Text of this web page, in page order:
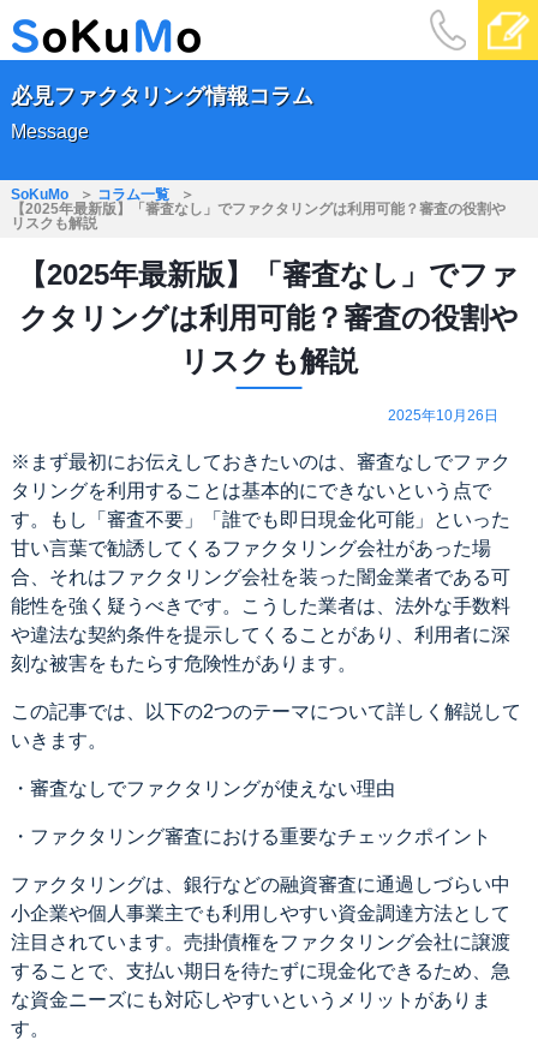
必見ファクタリング情報コラム
Message
SoKuMo
コラム一覧
【2025年最新版】「審査なし」でファクタリングは利用可能？審査の役割や
リスクも解説
【2025年最新版】「審査なし」でファ
クタリングは利用可能？審査の役割や
リスクも解説
2025年10月26日
※まず最初にお伝えしておきたいのは、審査なしでファク
タリングを利用することは基本的にできないという点で
す。もし「審査不要」「誰でも即日現金化可能」といった
甘い言葉で勧誘してくるファクタリング会社があった場
合、それはファクタリング会社を装った闇金業者である可
能性を強く疑うべきです。こうした業者は、法外な手数料
や違法な契約条件を提示してくることがあり、利用者に深
刻な被害をもたらす危険性があります。
この記事では、以下の2つのテーマについて詳しく解説して
いきます。
・審査なしでファクタリングが使えない理由
・ファクタリング審査における重要なチェックポイント
ファクタリングは、銀行などの融資審査に通過しづらい中
小企業や個人事業主でも利用しやすい資金調達方法として
注目されています。売掛債権をファクタリング会社に譲渡
することで、支払い期日を待たずに現金化できるため、急
な資金ニーズにも対応しやすいというメリットがありま
す。